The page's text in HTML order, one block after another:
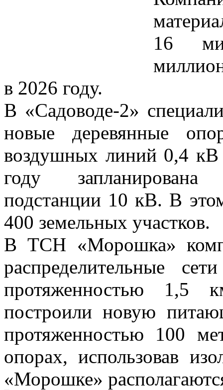
16
в 2026 году.
В «Садоводе-2»
новые деревянные
воздушных линий 0,4
году запланирована
подстанции 10 кВ. В
400 земельных участков.
В ТСН «Морошка»
распределительные
протяженностью 1,5
построили новую
протяженностью 100
опорах, использовав
«Морошке»